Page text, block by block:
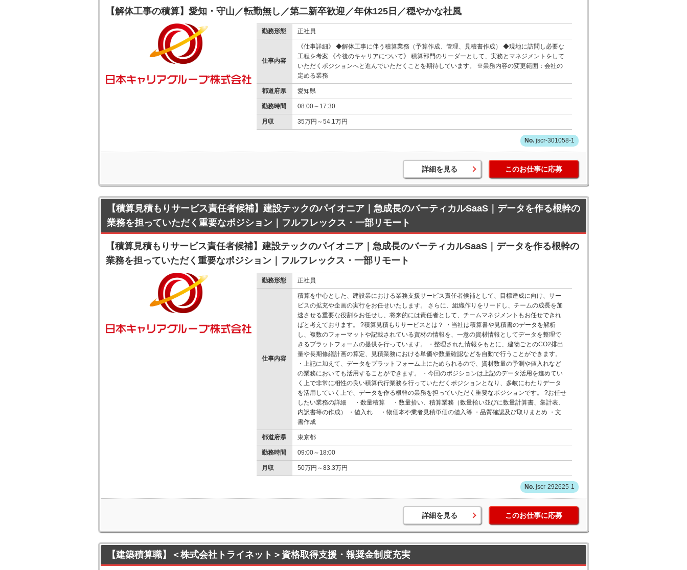
【解体工事の積算】愛知・守山／転勤無し／第二新卒歓迎／年休125日／穏やかな社風
勤務形態 正社員
仕事内容
《仕事詳細》 ◆解体工事に伴う積算業務（予算作成、管理、見積書作成） ◆現地に訪問し必要な
工程を考案 《今後のキャリアについて》 積算部門のリーダーとして、実務とマネジメントをして
いただくポジションへと進んでいただくことを期待しています。 ※業務内容の変更範囲：会社の
定める業務
都道府県 愛知県
勤務時間 08:00～17:30
月収 35万円～54.1万円
jscr-301058-1
詳細を見る このお仕事に応募
【積算見積もりサービス責任者候補】建設テックのパイオニア｜急成長のバーティカルSaaS｜データを作る根幹の
業務を担っていただく重要なポジション｜フルフレックス・一部リモート
【積算見積もりサービス責任者候補】建設テックのパイオニア｜急成長のバーティカルSaaS｜データを作る根幹の
業務を担っていただく重要なポジション｜フルフレックス・一部リモート
勤務形態 正社員
仕事内容
積算を中心とした、建設業における業務支援サービス責任者候補として、目標達成に向け、サー
ビスの拡充や企画の実行をお任せいたします。 さらに、組織作りをリードし、チームの成長を加
速させる重要な役割をお任せし、将来的には責任者として、チームマネジメントもお任せできれ
ばと考えております。 ?積算見積もりサービスとは？ ・当社は積算書や見積書のデータを解析
し、複数のフォーマットや記載されている資材の情報を、一意の資材情報としてデータを整理で
きるプラットフォームの提供を行っています。 ・整理された情報をもとに、建物ごとのCO2排出
量や長期修繕計画の算定、見積業務における単価や数量確認などを自動で行うことができます。
・上記に加えて、データをプラットフォーム上にためられるので、資材数量の予測や値入れなど
の業務においても活用することができます。 ・今回のポジションは上記のデータ活用を進めてい
く上で非常に相性の良い積算代行業務を行っていただくポジションとなり、多岐にわたりデータ
を活用していく上で、データを作る根幹の業務を担っていただく重要なポジションです。 ?お任せ
したい業務の詳細 ・数量積算 ・数量拾い、積算業務（数量拾い並びに数量計算書、集計表、
内訳書等の作成） ・値入れ ・物価本や業者見積単価の値入等 ・品質確認及び取りまとめ ・文
書作成
都道府県 東京都
勤務時間 09:00～18:00
月収 50万円～83.3万円
jscr-292625-1
詳細を見る このお仕事に応募
【建築積算職】＜株式会社トライネット＞資格取得支援・報奨金制度充実